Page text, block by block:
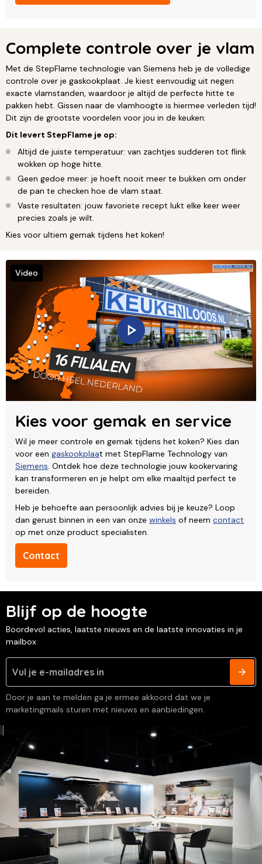
Complete controle over je vlam
Met de StepFlame technologie van Siemens heb je de volledige
controle over je gaskookplaat. Je kiest eenvoudig uit negen
exacte vlamstanden, waardoor je altijd de perfecte hitte te
pakken hebt. Gissen naar de vlamhoogte is hiermee verleden tijd!
Dit zijn de grootste voordelen voor jou in de keuken:
Dit levert StepFlame je op:
Altijd de juiste temperatuur: van zachtjes sudderen tot flink
wokken op hoge hitte.
Geen gedoe meer: je hoeft nooit meer te bukken om onder
de pan te checken hoe de vlam staat.
Vaste resultaten: jouw favoriete recept lukt elke keer weer
precies zoals je wilt.
Kies voor ultiem gemak tijdens het koken!
Kies voor gemak en service
Wil je meer controle en gemak tijdens het koken? Kies dan
voor een gaskookplaat met StepFlame Technology van
Siemens. Ontdek hoe deze technologie jouw kookervaring
kan transformeren en je helpt om elke maaltijd perfect te
bereiden.
Heb je behoefte aan persoonlijk advies bij je keuze? Loop
dan gerust binnen in een van onze winkels of neem contact
op met onze product specialisten.
Contact
Video
Blijf op de hoogte
Boordevol acties, laatste nieuws en de laatste innovaties in je
mailbox
Door je aan te melden ga je ermee akkoord dat we je
marketingmails sturen met nieuws en aanbiedingen.